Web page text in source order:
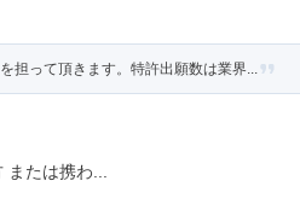
担って頂きます。特許出願数は業界...
たは携わ...